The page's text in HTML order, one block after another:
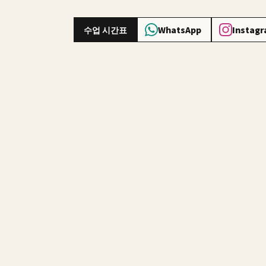
수업 시간표 WhatsApp